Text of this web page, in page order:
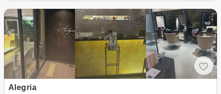
Alegria